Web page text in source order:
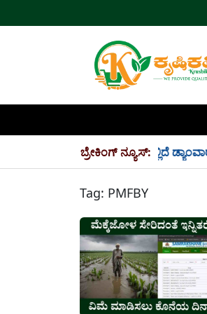
ಬ್ರೇಕಿಂಗ್ ನ್ಯೂಸ್:
34 TMC ನೀರು ಸಂಗ್ರಹ! ಇಲ್ಲಿದೆ
Tag: PMFBY